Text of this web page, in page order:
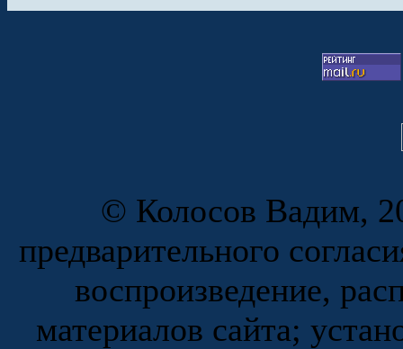
© Колосов Вадим,
предварительного
воспроизведение,
материалов сайта;